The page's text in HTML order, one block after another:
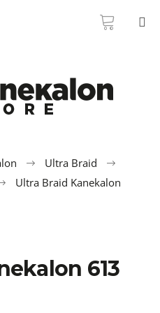
KOŠÍK
Ultra Braid
Ultra Braid Kanekalon
613